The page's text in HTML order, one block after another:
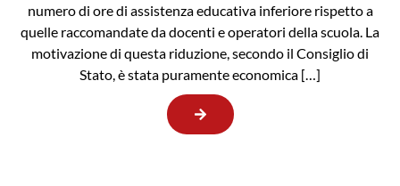
numero di ore di assistenza educativa inferiore rispetto a
quelle raccomandate da docenti e operatori della scuola. La
motivazione di questa riduzione, secondo il Consiglio di
Stato, è stata puramente economica […]